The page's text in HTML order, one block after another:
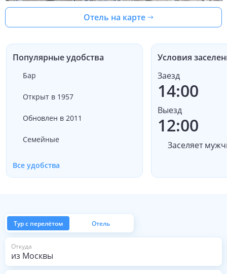
Отель на карте
Популярные удобства
Бар
Открыт в 1957
Обновлен в 2011
Семейные
Все удобства
Условия
Заезд
14:00
Выезд
12:00
Заселяет
Тур с перелётом Отель
Откуда
из Москвы